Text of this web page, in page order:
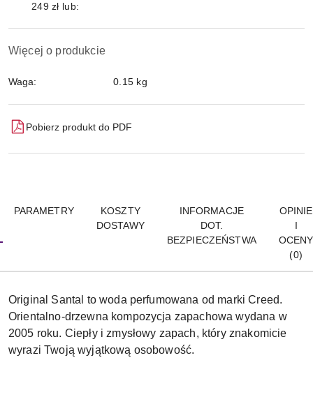
249 zł lub:
Więcej o produkcie
Waga: 0.15 kg
Pobierz produkt do PDF
PARAMETRY
KOSZTY
DOSTAWY
INFORMACJE
DOT.
BEZPIECZEŃSTWA
OPINIE
I
OCENY
(0)
Original Santal to woda perfumowana od marki Creed.
Orientalno-drzewna kompozycja zapachowa wydana w
2005 roku. Ciepły i zmysłowy zapach, który znakomicie
wyrazi Twoją wyjątkową osobowość.